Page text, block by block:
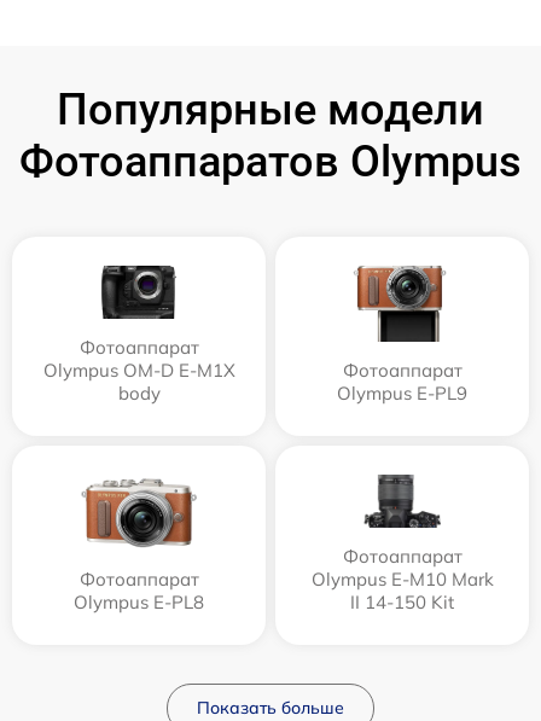
Популярные модели
Фотоаппаратов Olympus
Фотоаппарат
Olympus OM-D E-M1X
body
Фотоаппарат
Olympus E‑PL9
Фотоаппарат
Olympus E-PL8
Фотоаппарат
Olympus E‑M10 Mark
II 14-150 Kit
Показать больше